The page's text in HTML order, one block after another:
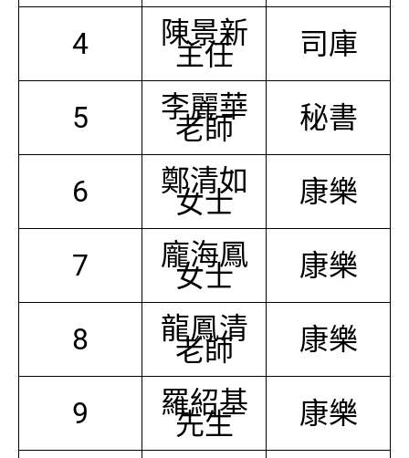
4 陳景新
主任 司庫
5 李麗華
老師 秘書
6 鄭清如
女士 康樂
7 龐海鳳
女士 康樂
8 龍鳳清
老師 康樂
9 羅紹基
先生 康樂